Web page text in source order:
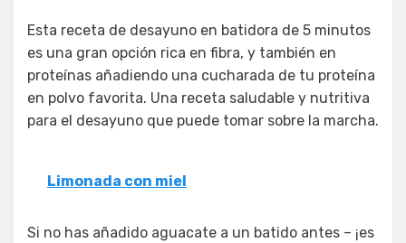
Esta receta de desayuno en batidora de 5 minutos
es una gran opción rica en fibra, y también en
proteínas añadiendo una cucharada de tu proteína
en polvo favorita. Una receta saludable y nutritiva
para el desayuno que puede tomar sobre la marcha.
Limonada con miel
Si no has añadido aguacate a un batido antes – ¡es